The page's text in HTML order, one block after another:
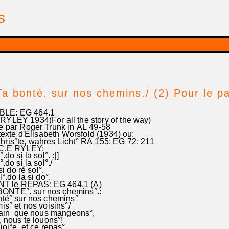
bonté. sur nos chemins./ (2) Pour le
EG 464.1
1934(For all the story of the way)
Roger Trunk in AL 49-58
d'Elisabeth Worsfold (1934) ou:
wahres Licht° RA 155; EG 72; 211
RYLEY:
si la sol°. :|]
si la sol°./
do ré sol°.
la si do°.
le REPAS: EG 464.1 (A)
sur nos chemins°.:
sur nos chemins°
et nos voisins°/
que nous mangeons°,
te louons°!
et ce repas°,